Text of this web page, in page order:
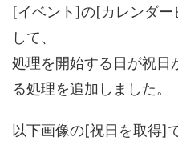
[イベント]の[カレンダ
して、
処理を開始する日が祝日
る処理を追加しました。
以下画像の[祝日を取得]